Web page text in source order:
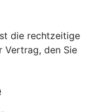
die rechtzeitige
Vertrag, den Sie